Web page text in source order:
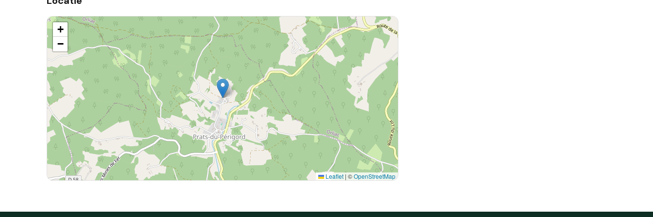
+
−
Leaflet | ©OpenStreetMap